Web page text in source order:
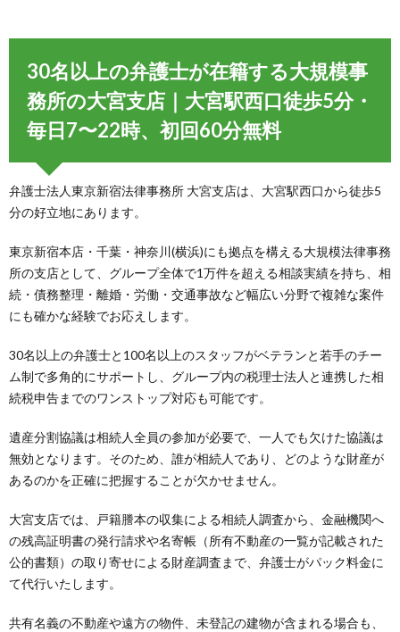
30名以上の弁護士が在籍する大規模事
務所の大宮支店｜大宮駅西口徒歩5分・
毎日7〜22時、初回60分無料
弁護士法人東京新宿法律事務所 大宮支店は、大宮駅西口から徒歩5
分の好立地にあります。
東京新宿本店・千葉・神奈川(横浜)にも拠点を構える大規模法律事務
所の支店として、グループ全体で1万件を超える相談実績を持ち、相
続・債務整理・離婚・労働・交通事故など幅広い分野で複雑な案件
にも確かな経験でお応えします。
30名以上の弁護士と100名以上のスタッフがベテランと若手のチー
ム制で多角的にサポートし、グループ内の税理士法人と連携した相
続税申告までのワンストップ対応も可能です。
遺産分割協議は相続人全員の参加が必要で、一人でも欠けた協議は
無効となります。そのため、誰が相続人であり、どのような財産が
あるのかを正確に把握することが欠かせません。
大宮支店では、戸籍謄本の収集による相続人調査から、金融機関へ
の残高証明書の発行請求や名寄帳（所有不動産の一覧が記載された
公的書類）の取り寄せによる財産調査まで、弁護士がパック料金に
て代行いたします。
共有名義の不動産や遠方の物件、未登記の建物が含まれる場合も、